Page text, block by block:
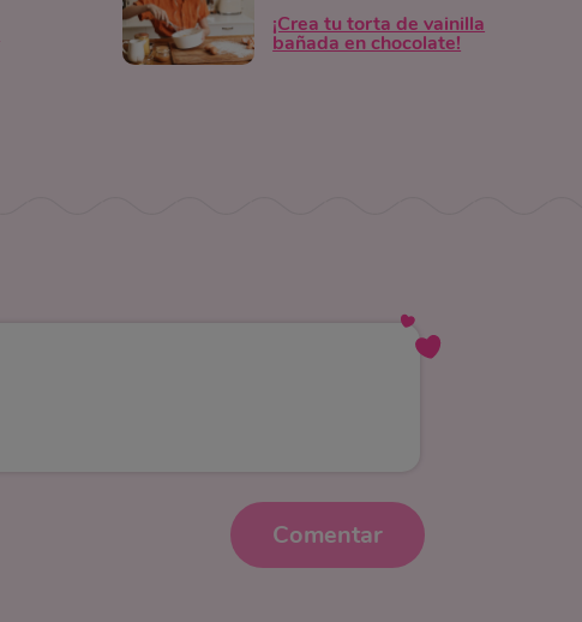
¡Crea tu torta de vainilla
bañada en chocolate!
Comentar